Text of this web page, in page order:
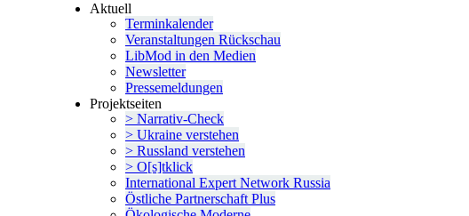
Aktuell
Termin­ka­lender
Veran­stal­tungen Rückschau
LibMod in den Medien
Newsletter
Presse­mel­dungen
Projekt­seiten
> Narrativ-Check
> Ukraine verstehen
> Russland verstehen
> O[s]tklick
Inter­na­tional Expert Network Russia
Östliche Partner­schaft Plus